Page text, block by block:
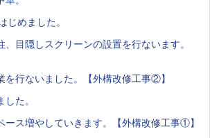
じめました。
目隠しスクリーンの設置を行ないます。
を行ないました。【外構改修工事②】
た。
ース増やしていきます。【外構改修工事①】